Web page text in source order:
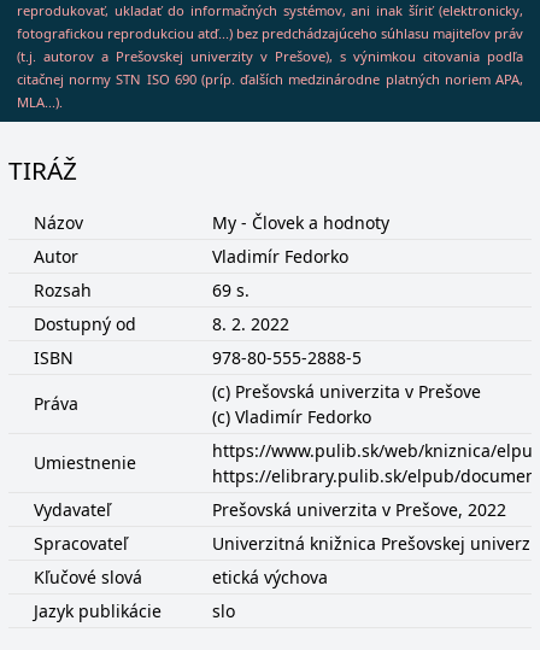
reprodukovať, ukladať do informačných systémov, ani inak šíriť (elektronicky,
fotografickou reprodukciou atď...) bez predchádzajúceho súhlasu majiteľov práv
(t.j. autorov a Prešovskej univerzity v Prešove), s výnimkou citovania podľa
citačnej normy STN ISO 690 (príp. ďalších medzinárodne platných noriem APA,
MLA...).
TIRÁŽ
Názov
My - Človek a hodnoty
Autor
Vladimír Fedorko
Rozsah
69 s.
Dostupný od
8. 2. 2022
ISBN
978-80-555-2888-5
Práva
(c) Prešovská univerzita v Prešove
(c) Vladimír Fedorko
Umiestnenie
https://www.pulib.sk/web/kniznica/
https://elibrary.pulib.sk/elpub/
Vydavateľ
Prešovská univerzita v Prešove, 2022
Spracovateľ
Univerzitná knižnica Prešovskej
Kľučové slová
etická výchova
Jazyk publikácie
slo